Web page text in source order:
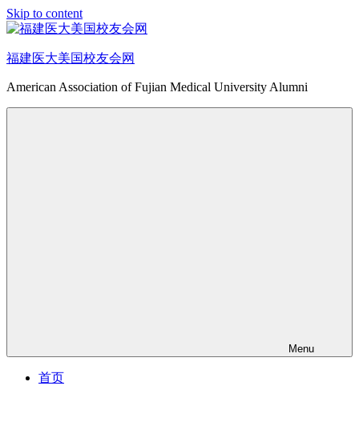
Skip to content
福建医大美国校友会网
American Association of Fujian Medical University Alumni
Menu
首页